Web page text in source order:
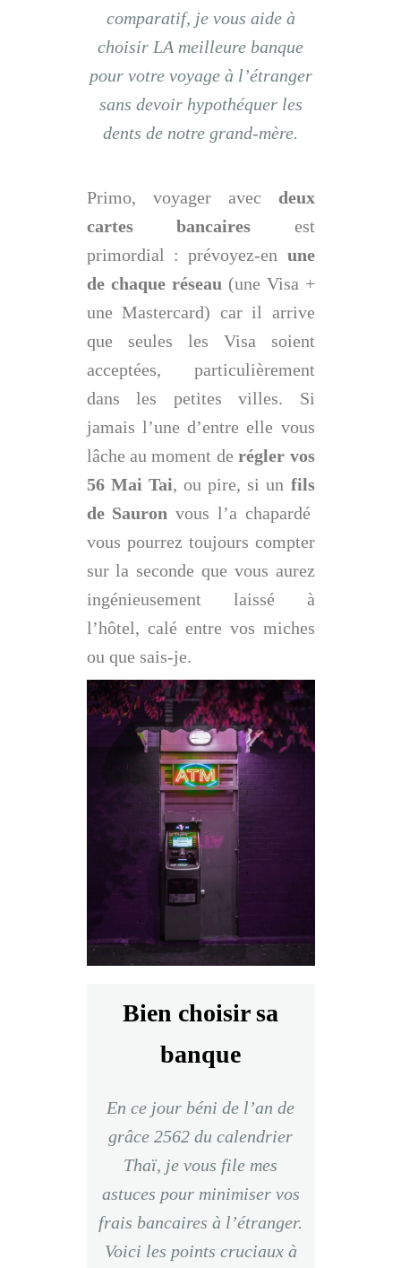
comparatif, je vous aide à
choisir LA meilleure banque
pour votre voyage à l’étranger
sans devoir hypothéquer les
dents de notre grand-mère.
Primo, voyager avec deux
cartes bancaires est
primordial : prévoyez-en une
de chaque réseau (une Visa +
une Mastercard) car il arrive
que seules les Visa soient
acceptées, particulièrement
dans les petites villes. Si
jamais l’une d’entre elle vous
lâche au moment derégler vos
56 Mai Tai, ou pire, si un fils
de Sauron vous l’a chapardé
vous pourrez toujours compter
sur la seconde que vous aurez
ingénieusement laissé à
l’hôtel, calé entre vos miches
ou que sais-je.
Bien choisir sa
banque
En ce jour béni de l’an de
grâce 2562 du calendrier
Thaï, je vous file mes
astuces pour minimiser vos
frais bancaires à l’étranger.
Voici les points cruciaux à